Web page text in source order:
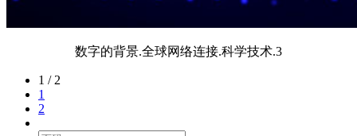
数字的背景.全球网络连接.科学技术.3
1 / 2
1
2